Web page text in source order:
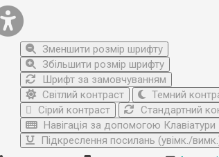
Зменшити розмір шрифту
Збільшити розмір шрифту
Шрифт за замовчуванням
Світлий контраст
Темний
Сірий контраст
Стандартний
Навігація за допомогою Клавіатури
Підкреслення посилань (увімк./